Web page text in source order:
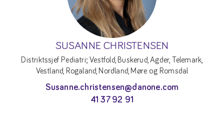
SUSANNE CHRISTENSEN
Distriktssjef Pediatri; Vestfold, Buskerud, Agder, Telemark,
Vestland, Rogaland, Nordland, Møre og Romsdal
Susanne.christensen@danone.com
41 37 92 91